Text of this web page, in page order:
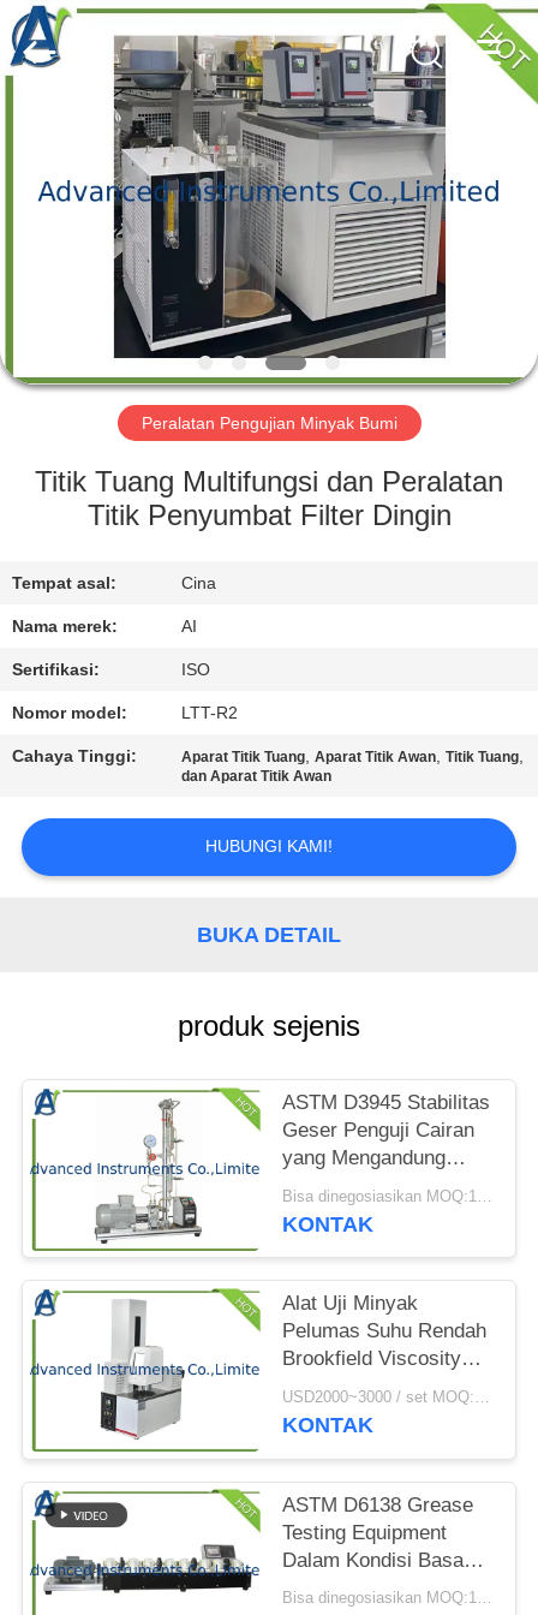
RUMAH
PRODUK
TENTANG
TUR
PABRIK
KONTROL
HUBUNGI
KAMI
KASUS
PERMINTAAN
PENAWARAN
PRIVACY
POLICY
Advanced
Instruments
Co.,Limited.
All
Rights
Peralatan Pengujian Minyak Bumi
Titik Tuang Multifungsi dan Peralatan
Titik Penyumbat Filter Dingin
Tempat asal: Cina
Nama merek: AI
Sertifikasi: ISO
Nomor model: LTT-R2
Cahaya Tinggi: Aparat Titik Tuang,Aparat Titik Awan,Titik Tuang,
dan Aparat Titik Awan
HUBUNGI KAMI!
BUKA DETAIL
produk sejenis
ASTM D3945 Stabilitas
Geser Penguji Cairan
yang Mengandung
Polimer
Bisa dinegosiasikan MOQ:1 set Stabilitas Geser Penguji Cairan yang Mengandung Polimer
KONTAK
Alat Uji Minyak
Pelumas Suhu Rendah
Brookfield Viscosity
Tester
USD2000~3000 / set MOQ:1 Set
KONTAK
ASTM D6138 Grease
Testing Equipment
Dalam Kondisi Basah
Dinamis (Uji Emcor)
Bisa dinegosiasikan MOQ:1 set Peralatan Pengujian Gemuk ASTM D6138